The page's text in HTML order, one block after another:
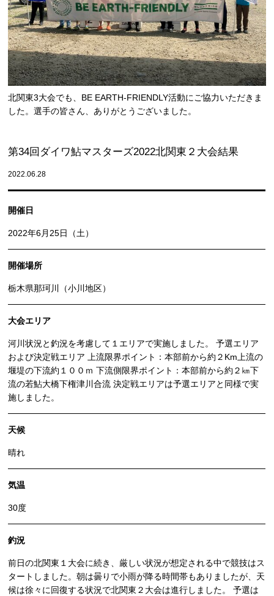
北関東3大会でも、BE EARTH-FRIENDLY活動にご協力いただきま
した。選手の皆さん、ありがとうございました。
第34回ダイワ鮎マスターズ2022北関東２大会結果
2022.06.28
開催日
2022年6月25日（土）
開催場所
栃木県那珂川（小川地区）
大会エリア
河川状況と釣況を考慮して１エリアで実施しました。 予選エリア
および決定戦エリア 上流限界ポイント：本部前から約２Km上流の
堰堤の下流約１００ｍ 下流側限界ポイント：本部前から約２㎞下
流の若鮎大橋下権津川合流 決定戦エリアは予選エリアと同様で実
施しました。
天候
晴れ
気温
30度
釣況
前日の北関東１大会に続き、厳しい状況が想定される中で競技はス
タートしました。朝は曇りで小雨が降る時間帯もありましたが、天
候は徐々に回復する状況で北関東２大会は進行しました。 予選は